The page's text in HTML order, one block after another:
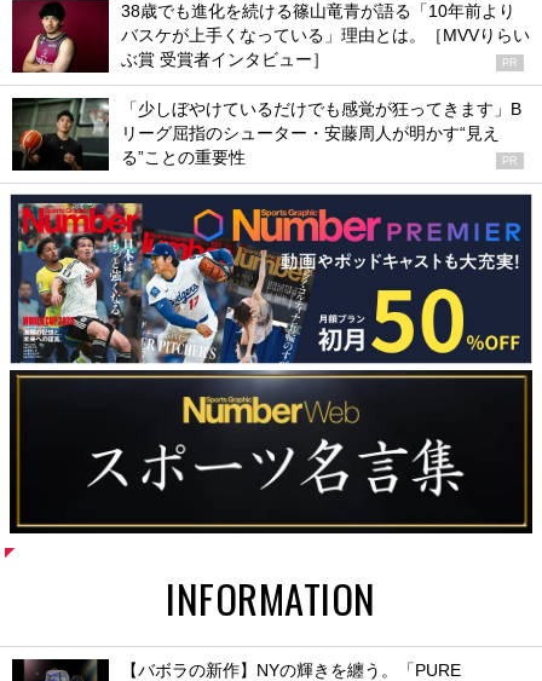
38歳でも進化を続ける篠山竜青が語る「10年前より
バスケが上手くなっている」理由とは。［MVVりらい
ぶ賞 受賞者インタビュー］
PR
「少しぼやけているだけでも感覚が狂ってきます」B
リーグ屈指のシューター・安藤周人が明かす“見え
る”ことの重要性
PR
INFORMATION
【バボラの新作】NYの輝きを纏う。「PURE